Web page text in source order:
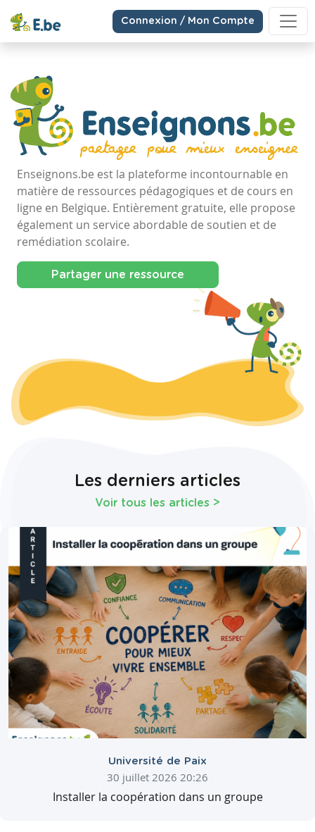
Connexion / Mon Compte
Enseignons.be est la plateforme incontournable en
matière de ressources pédagogiques et de cours en
ligne en Belgique. Entièrement gratuite, elle propose
également un service abordable de soutien et de
remédiation scolaire.
Partager une ressource
Les derniers articles
Voir tous les articles >
Université de Paix
30 juillet 2026 20:26
Installer la coopération dans un groupe